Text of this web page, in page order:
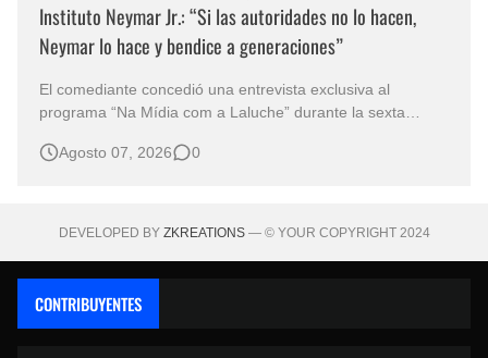
Instituto Neymar Jr.: “Si las autoridades no lo hacen,
Neymar lo hace y bendice a generaciones”
El comediante concedió una entrevista exclusiva al
programa “Na Mídia com a Laluche” durante la sexta
eventos benéficos más importantes de Brasil. En medio del
Agosto 07, 2026 0
DEVELOPED BY ZKREATIONS— © YOUR COPYRIGHT 2024
CONTRIBUYENTES